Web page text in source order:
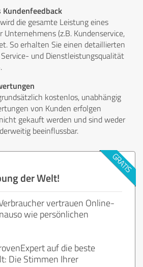
die gesamte Leistung eines
Unternehmens (z.B. Kundenservice,
So erhalten Sie einen detaillierten
Service- und Dienstleistungsqualität
kostenlos, unabhängig
von Kunden erfolgen
gekauft werden und sind weder
beeinflussbar.
der Welt!
vertrauen Online-
wie persönlichen
auf die beste
Die Stimmen Ihrer